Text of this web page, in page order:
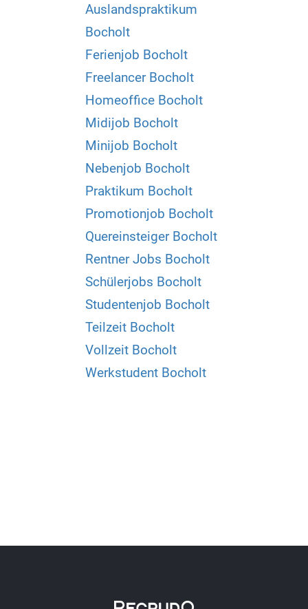
Auslandspraktikum
Bocholt
Ferienjob Bocholt
Freelancer Bocholt
Homeoffice Bocholt
Midijob Bocholt
Minijob Bocholt
Nebenjob Bocholt
Praktikum Bocholt
Promotionjob Bocholt
Quereinsteiger Bocholt
Rentner Jobs Bocholt
Schülerjobs Bocholt
Studentenjob Bocholt
Teilzeit Bocholt
Vollzeit Bocholt
Werkstudent Bocholt